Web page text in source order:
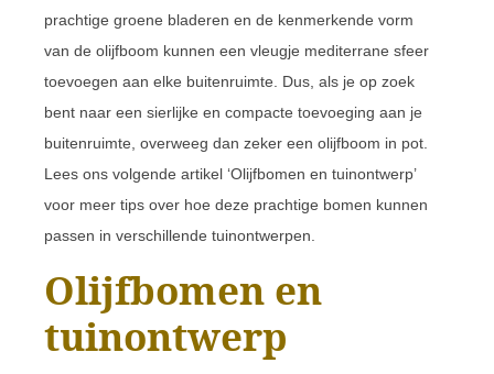
prachtige groene bladeren en de kenmerkende vorm
van de olijfboom kunnen een vleugje mediterrane sfeer
toevoegen aan elke buitenruimte. Dus, als je op zoek
bent naar een sierlijke en compacte toevoeging aan je
buitenruimte, overweeg dan zeker een olijfboom in pot.
Lees ons volgende artikel ‘Olijfbomen en tuinontwerp’
voor meer tips over hoe deze prachtige bomen kunnen
passen in verschillende tuinontwerpen.
Olijfbomen en
tuinontwerp